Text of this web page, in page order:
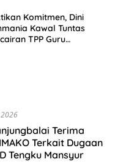
Komitmen, Dini
Kawal Tuntas
TPP Guru
Terima
Terkait Dugaan
Tengku Mansyur